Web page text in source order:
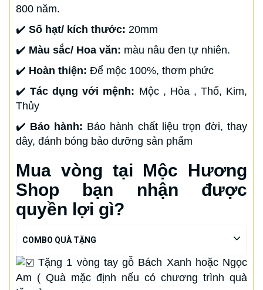
800 năm.
✔️ Số hạt/ kích thước: 20mm
✔️ Màu sắc/ Hoa văn: màu nâu đen tự nhiên.
✔️ Hoàn thiện: Để mộc 100%, thơm phức
✔️Tác dụng với mệnh: Mộc , Hỏa , Thổ, Kim,
Thủy
✔️ Bảo hành: Bảo hành chất liệu trọn đời, thay
dây, đánh bóng bảo dưỡng sản phẩm
Mua vòng tại Mộc Hương
Shop bạn nhận được
quyền lợi gì?
COMBO QUÀ TẶNG
Tặng 1 vòng tay gỗ Bách Xanh hoặc Ngọc
Am ( Quà mặc định nếu có chương trình quà